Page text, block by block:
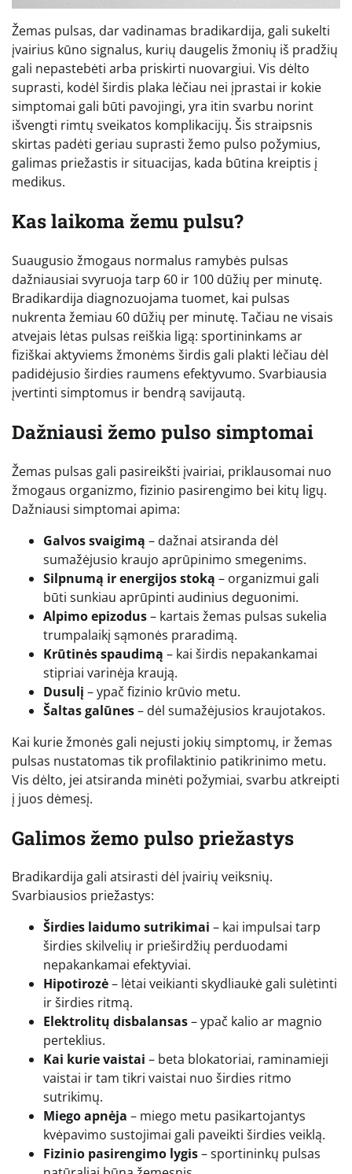
Žemas pulsas, dar vadinamas bradikardija, gali sukelti
įvairius kūno signalus, kurių daugelis žmonių iš pradžių
gali nepastebėti arba priskirti nuovargiui. Vis dėlto
suprasti, kodėl širdis plaka lėčiau nei įprastai ir kokie
simptomai gali būti pavojingi, yra itin svarbu norint
išvengti rimtų sveikatos komplikacijų. Šis straipsnis
skirtas padėti geriau suprasti žemo pulso požymius,
galimas priežastis ir situacijas, kada būtina kreiptis į
medikus.
Kas laikoma žemu pulsu?
Suaugusio žmogaus normalus ramybės pulsas
dažniausiai svyruoja tarp 60 ir 100 dūžių per minutę.
Bradikardija diagnozuojama tuomet, kai pulsas
nukrenta žemiau 60 dūžių per minutę. Tačiau ne visais
atvejais lėtas pulsas reiškia ligą: sportininkams ar
fiziškai aktyviems žmonėms širdis gali plakti lėčiau dėl
padidėjusio širdies raumens efektyvumo. Svarbiausia
įvertinti simptomus ir bendrą savijautą.
Dažniausi žemo pulso simptomai
Žemas pulsas gali pasireikšti įvairiai, priklausomai nuo
žmogaus organizmo, fizinio pasirengimo bei kitų ligų.
Dažniausi simptomai apima:
Galvos svaigimą – dažnai atsiranda dėl
sumažėjusio kraujo aprūpinimo smegenims.
Silpnumą ir energijos stoką – organizmui gali
būti sunkiau aprūpinti audinius deguonimi.
Alpimo epizodus– kartais žemas pulsas sukelia
trumpalaikį sąmonės praradimą.
Krūtinės spaudimą – kai širdis nepakankamai
stipriai varinėja kraują.
Dusulį – ypač fizinio krūvio metu.
Šaltas galūnes– dėl sumažėjusios kraujotakos.
Kai kurie žmonės gali nejusti jokių simptomų, ir žemas
pulsas nustatomas tik profilaktinio patikrinimo metu.
Vis dėlto, jei atsiranda minėti požymiai, svarbu atkreipti
į juos dėmesį.
Galimos žemo pulso priežastys
Bradikardija gali atsirasti dėl įvairių veiksnių.
Svarbiausios priežastys:
Širdies laidumo sutrikimai – kai impulsai tarp
širdies skilvelių ir prieširdžių perduodami
nepakankamai efektyviai.
Hipotirozė– lėtai veikianti skydliaukė gali sulėtinti
ir širdies ritmą.
Elektrolitų disbalansas– ypač kalio ar magnio
perteklius.
Kai kurie vaistai – beta blokatoriai, raminamieji
vaistai ir tam tikri vaistai nuo širdies ritmo
sutrikimų.
Miego apnėja – miego metu pasikartojantys
kvėpavimo sustojimai gali paveikti širdies veiklą.
Fizinio pasirengimo lygis– sportininkų pulsas